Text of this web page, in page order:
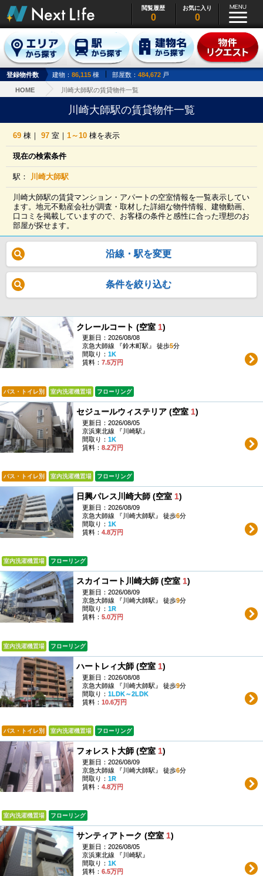
閲覧履歴
0
お気に入り
0
登録物件数 建物： 86,115 棟 部屋数： 484,672 戸
HOME 川崎大師駅の賃貸物件一覧
川崎大師駅の賃貸物件一覧
69 棟｜97 室｜1～10 棟を表示
現在の検索条件
駅： 川崎大師駅
川崎大師駅の賃貸マンション・アパートの空室情報を一覧表示してい
ます。地元不動産会社が調査・取材した詳細な物件情報、建物動画、
口コミを掲載していますので、お客様の条件と感性に合った理想のお
部屋が探せます。
沿線・駅を変更
条件を絞り込む
クレールコート (空室 1)
更新日：2026/08/08
京急大師線 『鈴木町駅』 徒歩5分
間取り： 1K
賃料： 7.5万円
バス・トイレ別 室内洗濯機置場 フローリング
セジュールウィステリア (空室 1)
更新日：2026/08/05
京浜東北線 『川崎駅』
間取り： 1K
賃料： 8.2万円
バス・トイレ別 室内洗濯機置場 フローリング
日興パレス川崎大師 (空室 1)
更新日：2026/08/09
京急大師線 『川崎大師駅』 徒歩6分
間取り： 1K
賃料： 4.8万円
室内洗濯機置場 フローリング
スカイコート川崎大師 (空室 1)
更新日：2026/08/09
京急大師線 『川崎大師駅』 徒歩9分
間取り： 1R
賃料： 5.0万円
室内洗濯機置場 フローリング
ハートレィ大師 (空室 1)
更新日：2026/08/08
京急大師線 『川崎大師駅』 徒歩9分
間取り： 1LDK～2LDK
賃料： 10.6万円
バス・トイレ別 室内洗濯機置場 フローリング
フォレスト大師 (空室 1)
更新日：2026/08/09
京急大師線 『川崎大師駅』 徒歩6分
間取り： 1R
賃料： 4.8万円
室内洗濯機置場 フローリング
サンティアトーク (空室 1)
更新日：2026/08/05
京浜東北線 『川崎駅』
間取り： 1K
賃料： 6.5万円